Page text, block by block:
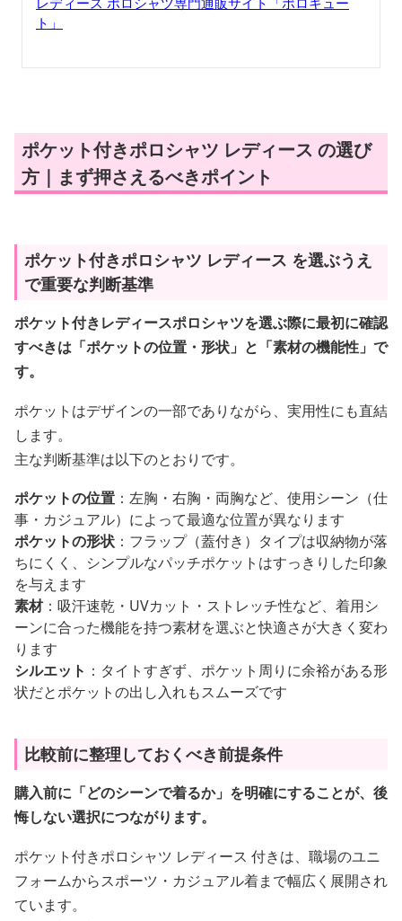
ト」
ポケット付きポロシャツ レディース の選び
方｜まず押さえるべきポイント
ポケット付きポロシャツ レディース を選ぶうえ
で重要な判断基準
ポケット付きレディースポロシャツを選ぶ際に最初に確認
すべきは「ポケットの位置・形状」と「素材の機能性」で
す。
ポケットはデザインの一部でありながら、実用性にも直結
します。
主な判断基準は以下のとおりです。
ポケットの位置 ：左胸・右胸・両胸など、使用シーン（仕
事・カジュアル）によって最適な位置が異なります
ポケットの形状 ：フラップ（蓋付き）タイプは収納物が落
ちにくく、シンプルなパッチポケットはすっきりした印象
を与えます
素材：吸汗速乾・UVカット・ストレッチ性など、着用シ
ーンに合った機能を持つ素材を選ぶと快適さが大きく変わ
ります
シルエット ：タイトすぎず、ポケット周りに余裕がある形
状だとポケットの出し入れもスムーズです
比較前に整理しておくべき前提条件
購入前に「どのシーンで着るか」を明確にすることが、後
悔しない選択につながります。
ポケット付きポロシャツ レディース 付きは、職場のユニ
フォームからスポーツ・カジュアル着まで幅広く展開され
ています。